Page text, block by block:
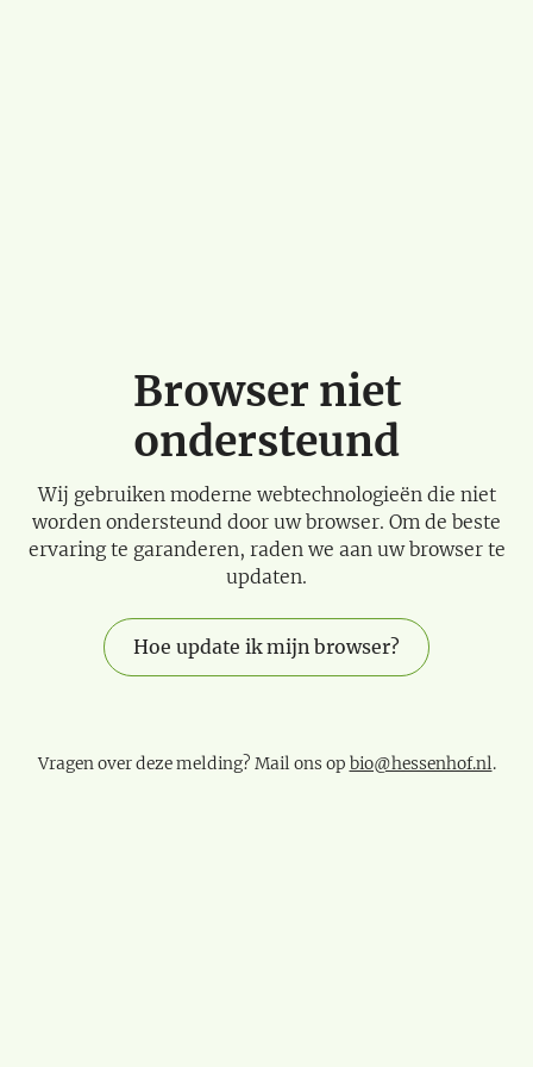
Browser niet
ondersteund
Wij gebruiken moderne webtechnologieën die niet
worden ondersteund door uw browser. Om de beste
ervaring te garanderen, raden we aan uw browser te
updaten.
Hoe update ik mijn browser?
Vragen over deze melding? Mail ons op bio@hessenhof.nl.